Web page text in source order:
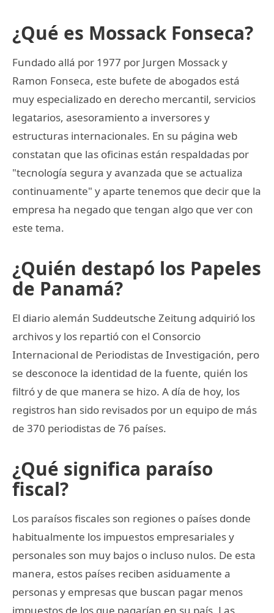
¿Qué es Mossack Fonseca?
Fundado allá por 1977 por Jurgen Mossack y
Ramon Fonseca, este bufete de abogados está
muy especializado en derecho mercantil, servicios
legatarios, asesoramiento a inversores y
estructuras internacionales. En su página web
constatan que las oficinas están respaldadas por
"tecnología segura y avanzada que se actualiza
continuamente" y aparte tenemos que decir que la
empresa ha negado que tengan algo que ver con
este tema.
¿Quién destapó los Papeles
de Panamá?
El diario alemán Suddeutsche Zeitung adquirió los
archivos y los repartió con el Consorcio
Internacional de Periodistas de Investigación, pero
se desconoce la identidad de la fuente, quién los
filtró y de que manera se hizo. A día de hoy, los
registros han sido revisados por un equipo de más
de 370 periodistas de 76 países.
¿Qué significa paraíso
fiscal?
Los paraísos fiscales son regiones o países donde
habitualmente los impuestos empresariales y
personales son muy bajos o incluso nulos. De esta
manera, estos países reciben asiduamente a
personas y empresas que buscan pagar menos
impuestos de los que pagarían en su país. Las